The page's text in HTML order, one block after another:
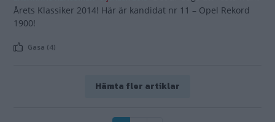
Årets Klassiker 2014! Här är kandidat nr 11 – Opel Rekord
1900!
Gasa (4)
Hämta fler artiklar